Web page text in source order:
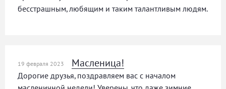
бесстрашным, любящим и таким талантливым людям.
19 февраля 2023 Масленица!
Дорогие друзья, поздравляем вас с началом